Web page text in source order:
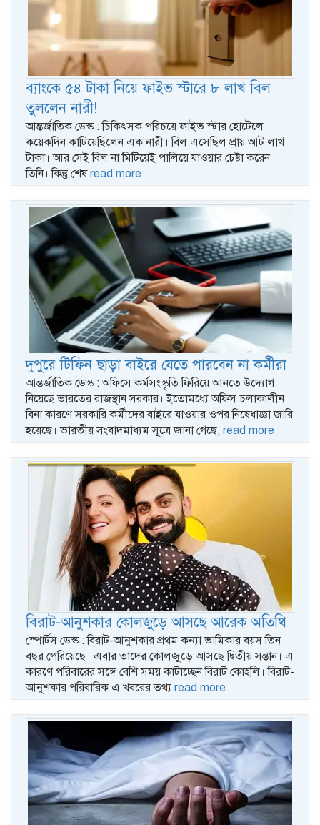
ব্যাংকে ৫৪ টাকা নিয়ে ফাইভ স্টারে ৮ লাখ বিল
তুললেন নারী!
আন্তর্জাতিক ডেস্ক : চিকিৎসক পরিচয়ে ফাইভ স্টার হোটেলে
কয়েকদিন কাটিয়েছিলেন এক নারী। বিল এসেছিল প্রায় আট লাখ
টাকা। আর সেই বিল না মিটিয়েই পালিয়ে যাওয়ার চেষ্টা করেন
তিনি। কিন্তু শেষread more
দুপুরে টিফিন ছাড়া বাইরে যেতে পারবেন না কর্মীরা
আন্তর্জাতিক ডেস্ক : অফিসে কর্মসংস্কৃতি ফিরিয়ে আনতে উদ্যোগ
নিয়েছে ভারতের রাজস্থান সরকার। ইতোমধ্যে অফিস চলাকালীন
বিনা কারণে সরকারি কর্মীদের বাইরে যাওয়ার ওপর নিষেধাজ্ঞা জারি
হয়েছে। ভারতীয় সংবাদমাধ্যম সূত্রে জানা গেছে, read more
বিরাট-আনুশকার কোলজুড়ে আসছে আরেক অতিথি
স্পোর্টস ডেস্ক : বিরাট-আনুশকার প্রথম কন্যা ভামিকার বয়স তিন
বছর পেরিয়েছে। এবার তাদের কোলজুড়ে আসছে দ্বিতীয় সন্তান। এ
কারণে পরিবারের সঙ্গে বেশি সময় কাটাচ্ছেন বিরাট কোহলি। বিরাট-
আনুশকার পরিবারিক এ খবরের তথ্য read more